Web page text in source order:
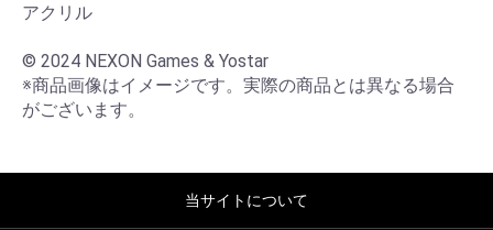
アクリル
© 2024 NEXON Games & Yostar
※商品画像はイメージです。実際の商品とは異なる場合
がございます。
当サイトについて